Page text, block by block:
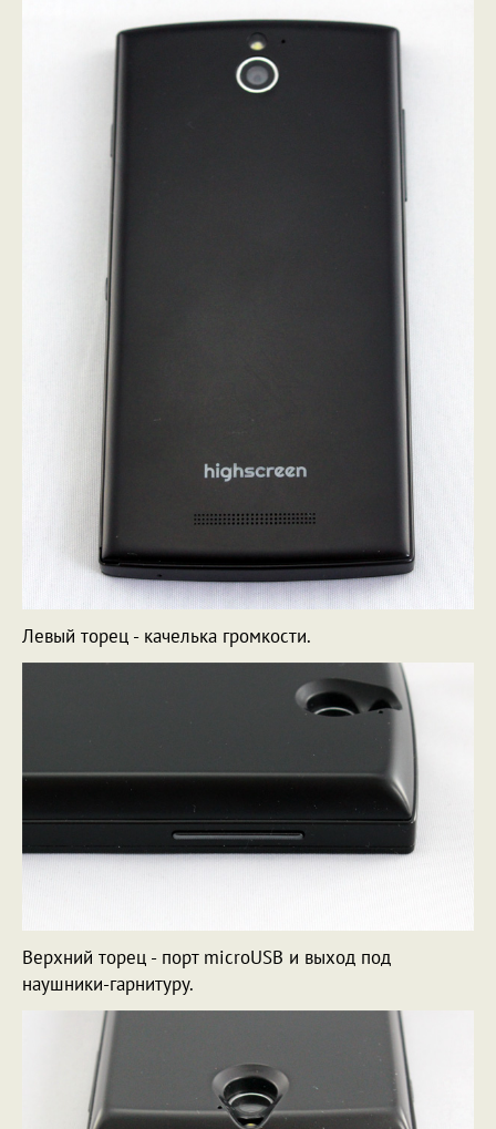
Левый торец - качелька громкости.
Верхний торец - порт microUSB и выход под
наушники-гарнитуру.